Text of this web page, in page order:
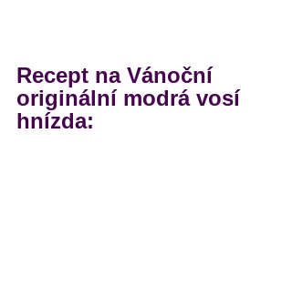
Recept na Vánoční
originální modrá vosí
hnízda: